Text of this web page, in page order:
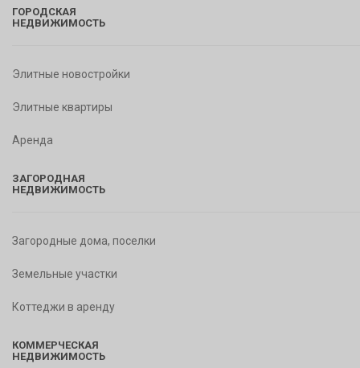
ГОРОДСКАЯ
НЕДВИЖИМОСТЬ
Элитные новостройки
Элитные квартиры
Аренда
ЗАГОРОДНАЯ
НЕДВИЖИМОСТЬ
Загородные дома, поселки
Земельные участки
Коттеджи в аренду
КОММЕРЧЕСКАЯ
НЕДВИЖИМОСТЬ